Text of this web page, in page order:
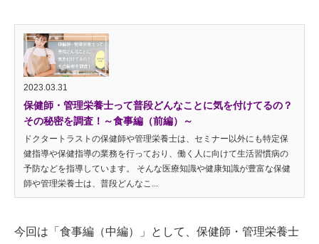
2023.03.31
保健師・管理栄養士って普段どんなことに気を付けてるの？
その秘密を調査！～食事編（前編）～
ドクタートラストの保健師や管理栄養士は、セミナー以外にも特定保
健指導や保健指導の業務を行っており、働く人に向けて生活習慣病の
予防などを指導しています。 そんな医療知識や健康知識が豊富な保健
師や管理栄養士は、普段どんなこ...
今回は「食事編（中編）」として、保健師・管理栄養士